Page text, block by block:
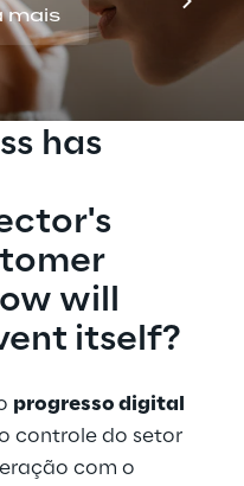
mais
has
will
itself?
progresso digital
controle do setor
com o